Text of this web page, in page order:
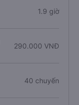
1.9 giờ
290.000 VNĐ
40 chuyến